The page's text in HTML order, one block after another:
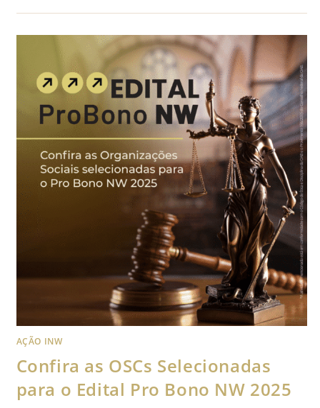
AÇÃO INW
Confira as OSCs Selecionadas
para o Edital Pro Bono NW 2025